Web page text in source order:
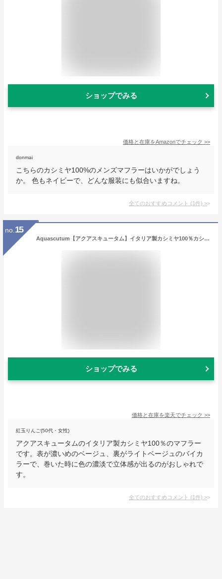
ショップでみる
価格と在庫をAmazonでチェック >>
donmai
こちらのカシミヤ100%のメンズマフラーはいかがでしょう
か。 色もネイビーで、どんな服装にも似合いますね。
全てのおすすめコメント (1件) >
no. 15
Aquascutum【アクアスキュータム】イタリア製カシミヤ100％カシミヤマフラーバイカラーベージュ系
ショップでみる
価格と在庫を楽天でチェック >>
紅玉りんご(50代・女性)
アクアスキュータムのイタリア製カシミヤ100％のマフラー
です。表が濃いめのベージュ、裏がライトベージュのバイカ
ラーで、巻いた時に色の濃淡で立体感が出るのがおしゃれで
す。
全てのおすすめコメント (1件) >